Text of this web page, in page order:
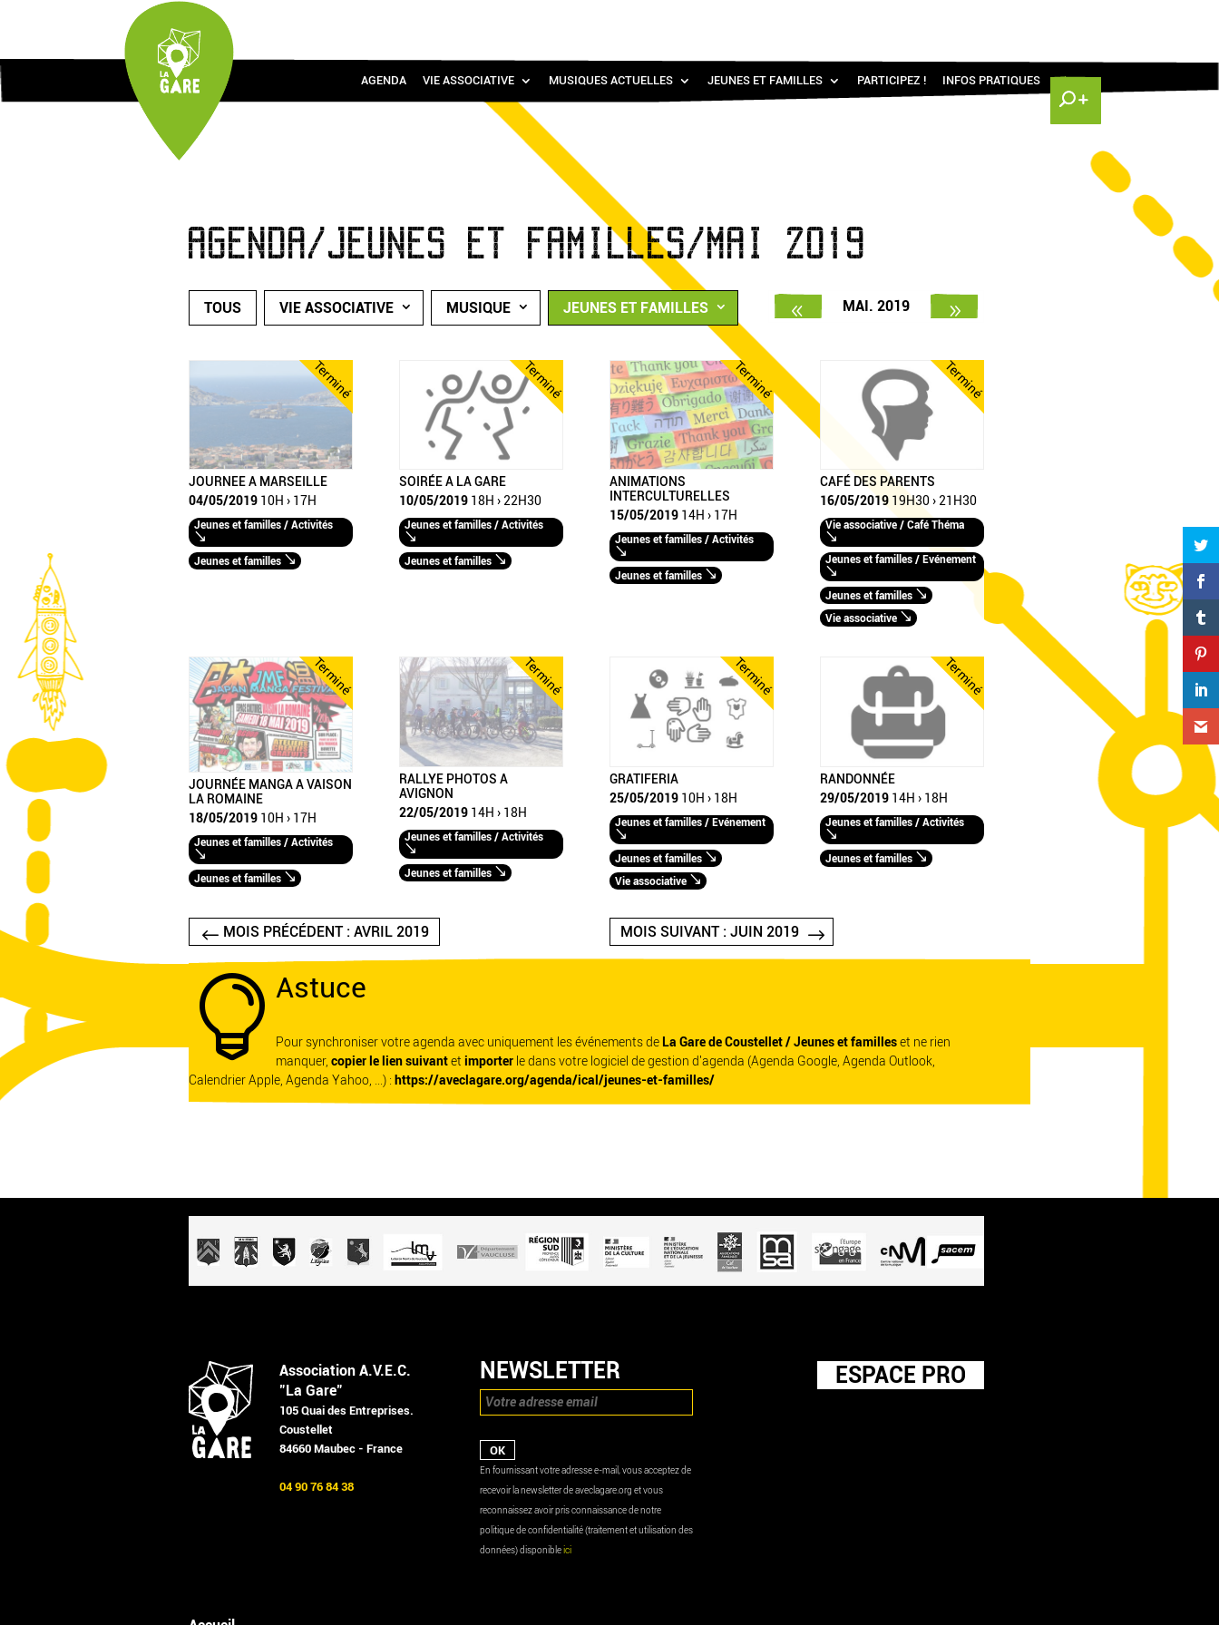
AGENDA VIE ASSOCIATIVE MUSIQUES ACTUELLES JEUNES ET FAMILLES PARTICIPEZ ! INFOS PRATIQUES
AGENDA/JEUNES ET FAMILLES/MAI 2019
MAI. 2019
TOUS VIE ASSOCIATIVE MUSIQUE JEUNES ET FAMILLES
Terminé
JOURNEE A MARSEILLE
04/05/2019 10H › 17H
Jeunes et familles / Activités
Jeunes et familles
Terminé
SOIRÉE A LA GARE
10/05/2019 18H › 22H30
Jeunes et familles / Activités
Jeunes et familles
Terminé
ANIMATIONS
INTERCULTURELLES
15/05/2019 14H › 17H
Jeunes et familles / Activités
Jeunes et familles
Terminé
CAFÉ DES PARENTS
16/05/2019 19H30 › 21H30
Vie associative / Café Théma
Jeunes et familles / Evénement
Jeunes et familles
Vie associative
Terminé
JOURNÉE MANGA A VAISON
LA ROMAINE
18/05/2019 10H › 17H
Jeunes et familles / Activités
Jeunes et familles
Terminé
RALLYE PHOTOS A
AVIGNON
22/05/2019 14H › 18H
Jeunes et familles / Activités
Jeunes et familles
Terminé
GRATIFERIA
25/05/2019 10H › 18H
Jeunes et familles / Evénement
Jeunes et familles
Vie associative
Terminé
RANDONNÉE
29/05/2019 14H › 18H
Jeunes et familles / Activités
Jeunes et familles
MOIS PRÉCÉDENT : AVRIL 2019 MOIS SUIVANT : JUIN 2019
 Astuce
Pour synchroniser votre agenda avec uniquement les événements de La Gare de Coustellet / Jeunes et familleset ne rien
manquer, copier le lien suivantet importer le dans votre logiciel de gestion d'agenda (Agenda Google, Agenda Outlook,
Calendrier Apple, Agenda Yahoo, ...) : https://aveclagare.org/agenda/ical/jeunes-et-familles/
Association A.V.E.C.
"La Gare"
105 Quai des Entreprises.
Coustellet
84660 Maubec - France
04 90 76 84 38
NEWSLETTER
En fournissant votre adresse e-mail, vous acceptez de
recevoir la newsletter de aveclagare.org et vous
reconnaissez avoir pris connaissance de notre
politique de confidentialité (traitement et utilisation des
données) disponibleici
ESPACE PRO